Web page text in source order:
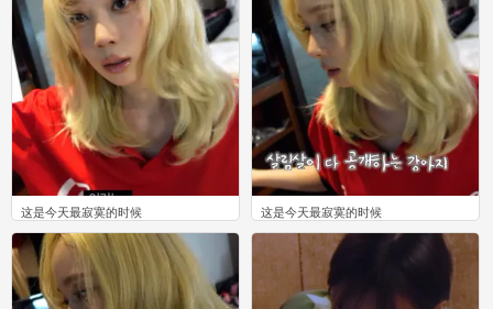
这是今天最寂寞的时候
0
这是今天最寂寞的时候
0